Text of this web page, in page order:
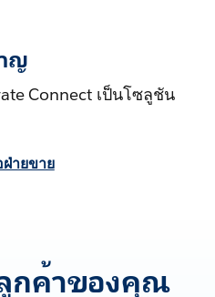
ญ
Connect เป็นโซลูชัน
ายขาย
กค้าของคุณ